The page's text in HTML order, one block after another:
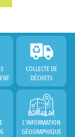
COLLECTE DE
DÉCHETS
PORTAIL DE
L'INFORMATION
GÉOGRAPHIQUE